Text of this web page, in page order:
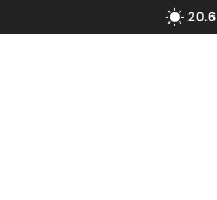
20.6